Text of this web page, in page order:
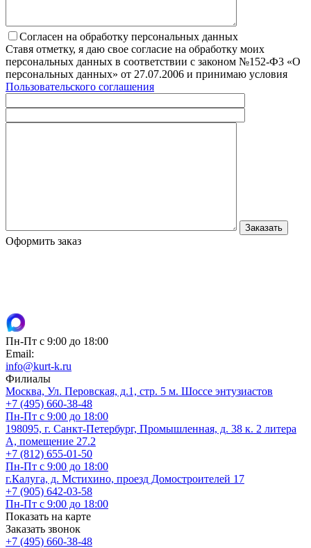
Согласен на обработку персональных данных
Ставя отметку, я даю свое согласие на обработку моих
персональных данных в соответствии с законом №152-Ф3 «О
персональных данных» от 27.07.2006 и принимаю условия
Пользовательского соглашения
Оформить заказ
Пн-Пт с 9:00 до 18:00
Email:
info@kurt-k.ru
Филиалы
Москва, Ул. Перовская, д.1, стр. 5 м. Шоссе энтузиастов
+7 (495) 660-38-48
Пн-Пт с 9:00 до 18:00
198095, г. Санкт-Петербург, Промышленная, д. 38 к. 2 литера
А, помещение 27.2
+7 (812) 655-01-50
Пн-Пт с 9:00 до 18:00
г.Калуга, д. Мстихино, проезд Домостроителей 17
+7 (905) 642-03-58
Пн-Пт с 9:00 до 18:00
Показать на карте
Заказать звонок
+7 (495) 660-38-48